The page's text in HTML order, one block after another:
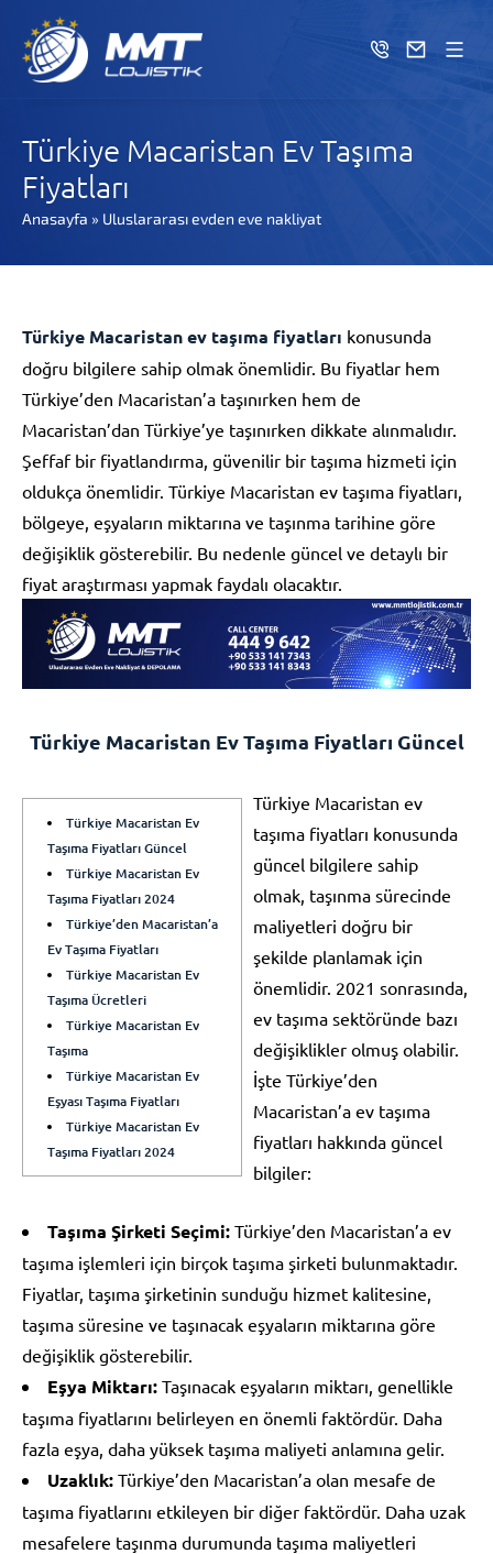
Türkiye Macaristan Ev Taşıma
Fiyatları
Anasayfa » Uluslararası evden eve nakliyat
Türkiye Macaristan ev taşıma fiyatları konusunda
doğru bilgilere sahip olmak önemlidir. Bu fiyatlar hem
Türkiye’den Macaristan’a taşınırken hem de
Macaristan’dan Türkiye’ye taşınırken dikkate alınmalıdır.
Şeffaf bir fiyatlandırma, güvenilir bir taşıma hizmeti için
oldukça önemlidir. Türkiye Macaristan ev taşıma fiyatları,
bölgeye, eşyaların miktarına ve taşınma tarihine göre
değişiklik gösterebilir. Bu nedenle güncel ve detaylı bir
fiyat araştırması yapmak faydalı olacaktır.
Türkiye Macaristan Ev Taşıma Fiyatları Güncel
Türkiye Macaristan Ev
Taşıma Fiyatları Güncel
Türkiye Macaristan Ev
Taşıma Fiyatları 2024
Türkiye’den Macaristan’a
Ev Taşıma Fiyatları
Türkiye Macaristan Ev
Taşıma Ücretleri
Türkiye Macaristan Ev
Taşıma
Türkiye Macaristan Ev
Eşyası Taşıma Fiyatları
Türkiye Macaristan Ev
Taşıma Fiyatları 2024
Türkiye Macaristan ev
taşıma fiyatları konusunda
güncel bilgilere sahip
olmak, taşınma sürecinde
maliyetleri doğru bir
şekilde planlamak için
önemlidir. 2021 sonrasında,
ev taşıma sektöründe bazı
değişiklikler olmuş olabilir.
İşte Türkiye’den
Macaristan’a ev taşıma
fiyatları hakkında güncel
bilgiler:
Taşıma Şirketi Seçimi: Türkiye’den Macaristan’a ev
taşıma işlemleri için birçok taşıma şirketi bulunmaktadır.
Fiyatlar, taşıma şirketinin sunduğu hizmet kalitesine,
taşıma süresine ve taşınacak eşyaların miktarına göre
değişiklik gösterebilir.
Eşya Miktarı: Taşınacak eşyaların miktarı, genellikle
taşıma fiyatlarını belirleyen en önemli faktördür. Daha
fazla eşya, daha yüksek taşıma maliyeti anlamına gelir.
Uzaklık: Türkiye’den Macaristan’a olan mesafe de
taşıma fiyatlarını etkileyen bir diğer faktördür. Daha uzak
mesafelere taşınma durumunda taşıma maliyetleri